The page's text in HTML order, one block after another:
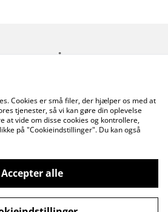
Åbningstider
Cookiepolitik
Cookies er små filer, der hjælper os med at
tjenester, så vi kan gøre din oplevelse
at vide om disse cookies og kontrollere,
på "Cookieindstillinger". Du kan også
Accepter alle